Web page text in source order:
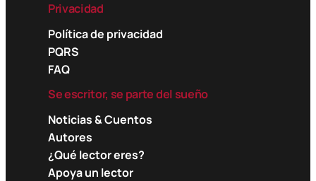
Privacidad
Política de privacidad
PQRS
FAQ
Se escritor, se parte del sueño
Noticias & Cuentos
Autores
¿Qué lector eres?
Apoya un lector